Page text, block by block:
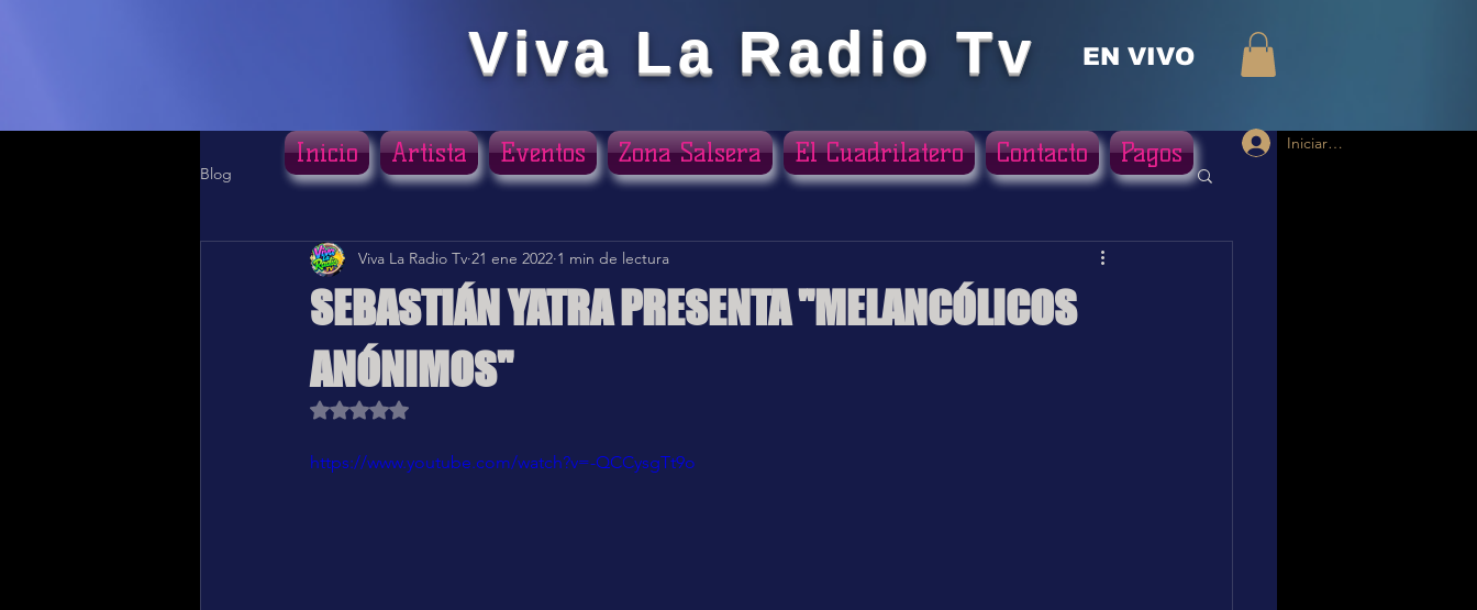
Viva La Radio Tv EN VIVO
Iniciar sesión
Blog
SEBASTIÁN YATRA PRESENTA "MELANCÓLICOS
ANÓNIMOS"
Viva La Radio Tv 21 ene 2022 1 min de lectura
Obtuvo NaN de 5 estrellas.
https://www.youtube.com/watch?v=-QCCysgTt9o
Inicio Artista Eventos Zona Salsera El Cuadrilatero Contacto Pagos